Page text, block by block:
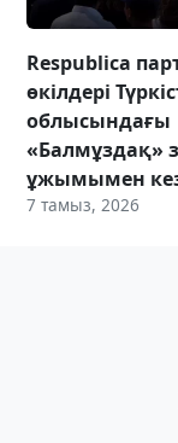
Respublica
өкілдері
облысындағы
«Балмұздақ»
ұжымымен
7 тамыз, 2026